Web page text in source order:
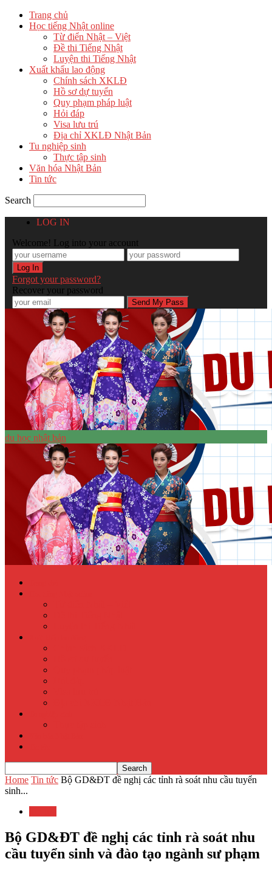
Trang chủ
Học tiếng Nhật online
Từ điển Nhật – Việt
Đề thi Tiếng Nhật
Luyện thi Tiếng Nhật
Xuất khẩu lao động
Chính sách XKLĐ
Hồ sơ dự tuyển
Quy phạm pháp luật
Hỏi đáp
Visa lưu trú
Địa chỉ XKLĐ Nhật Bản
Tu nghiệp sinh
Thực tập sinh
Văn hóa Nhật Bản
Tin tức
Search
LOG IN
Welcome! Log into your account
Forgot your password?
Recover your password
du học nhật bản
Home Tin tức Bộ GD&ĐT đề nghị các tỉnh rà soát nhu cầu tuyển
sinh...
Bộ GD&ĐT đề nghị các tỉnh rà soát nhu
cầu tuyển sinh và đào tạo ngành sư phạm